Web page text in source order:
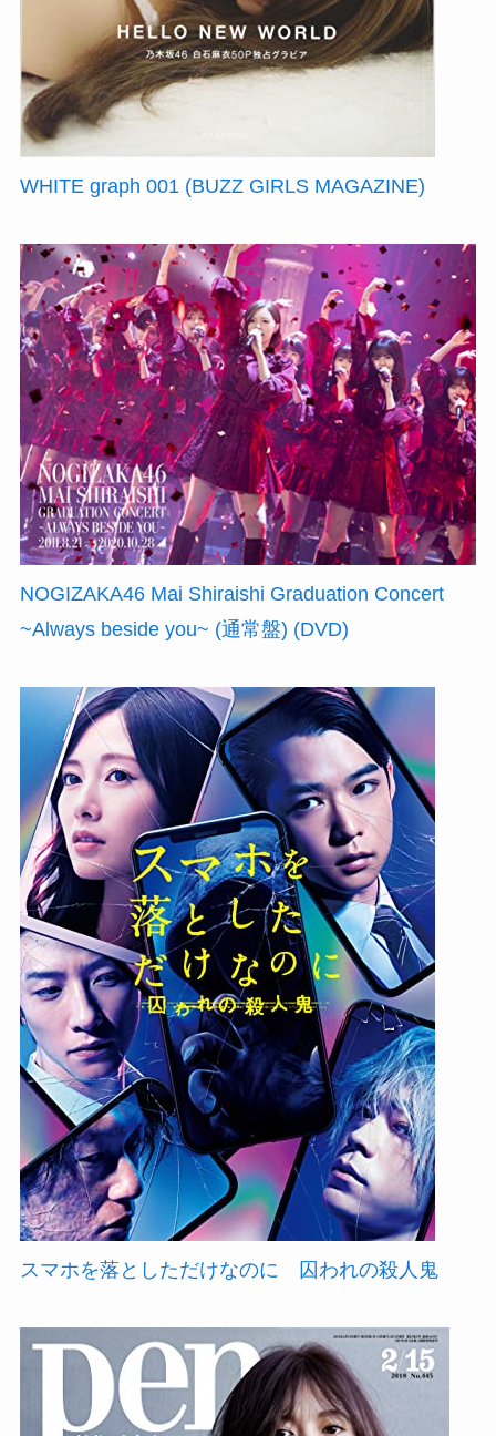
WHITE graph 001 (BUZZ GIRLS MAGAZINE)
NOGIZAKA46 Mai Shiraishi Graduation Concert
~Always beside you~ (通常盤) (DVD)
スマホを落としただけなのに 囚われの殺人鬼